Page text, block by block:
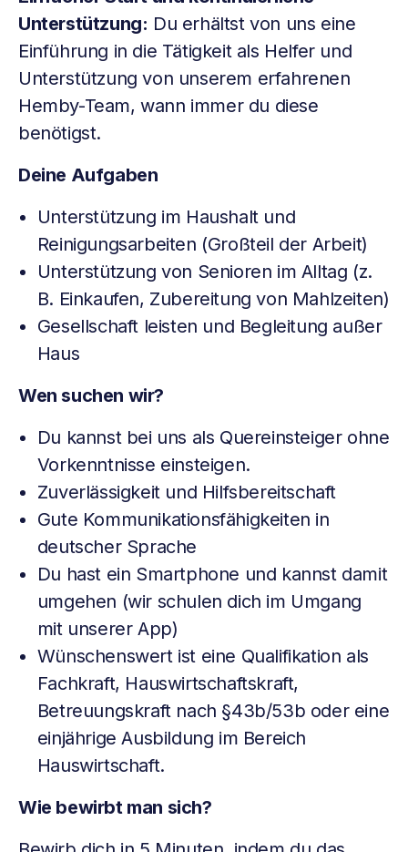
Unterstützung: Du erhältst von uns eine
Einführung in die Tätigkeit als Helfer und
Unterstützung von unserem erfahrenen
Hemby-Team, wann immer du diese
benötigst.
Deine Aufgaben
Unterstützung im Haushalt und
Reinigungsarbeiten (Großteil der Arbeit)
Unterstützung von Senioren im Alltag (z.
B. Einkaufen, Zubereitung von Mahlzeiten)
Gesellschaft leisten und Begleitung außer
Haus
Wen suchen wir?
Du kannst bei uns als Quereinsteiger ohne
Vorkenntnisse einsteigen.
Zuverlässigkeit und Hilfsbereitschaft
Gute Kommunikationsfähigkeiten in
deutscher Sprache
Du hast ein Smartphone und kannst damit
umgehen (wir schulen dich im Umgang
mit unserer App)
Wünschenswert ist eine Qualifikation als
Fachkraft, Hauswirtschaftskraft,
Betreuungskraft nach §43b/53b oder eine
einjährige Ausbildung im Bereich
Hauswirtschaft.
Wie bewirbt man sich?